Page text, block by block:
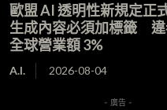
歐盟 AI 透明性新規定正
生成內容必須加標籤 違
全球營業額 3%
A.I. 2026-08-04
- 廣告 -